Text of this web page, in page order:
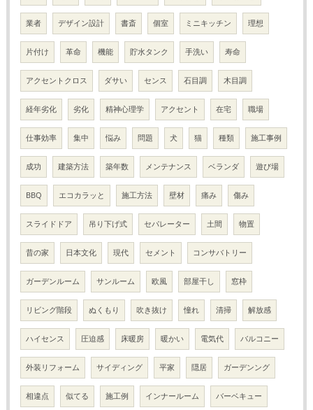
業者 デザイン設計 書斎 個室 ミニキッチン 理想
片付け 革命 機能 貯水タンク 手洗い 寿命
アクセントクロス ダサい センス 石目調 木目調
経年劣化 劣化 精神心理学 アクセント 在宅 職場
仕事効率 集中 悩み 問題 犬 猫 種類 施工事例
成功 建築方法 築年数 メンテナンス ベランダ 遊び場
BBQ エコカラッと 施工方法 壁材 痛み 傷み
スライドドア 吊り下げ式 セパレーター 土間 物置
昔の家 日本文化 現代 セメント コンサバトリー
ガーデンルーム サンルーム 欧風 部屋干し 窓枠
リビング階段 ぬくもり 吹き抜け 憧れ 清掃 解放感
ハイセンス 圧迫感 床暖房 暖かい 電気代 バルコニー
外装リフォーム サイディング 平家 隠居 ガーデンング
相違点 似てる 施工例 インナールーム バーベキュー